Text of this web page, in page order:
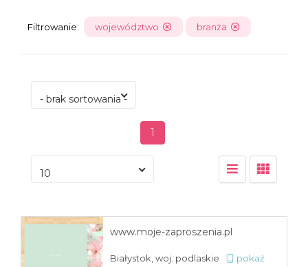
Filtrowanie: województwo branża
- brak sortowania -
1
10
www.moje-zaproszenia.pl
Białystok, woj. podlaskie
pokaż